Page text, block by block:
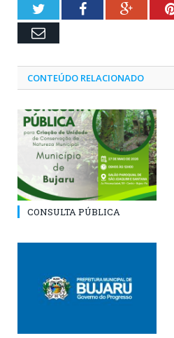
TwitterFacebook
Email
CONTEÚDO RELACIONADO
CONSULTA PÚBLICA